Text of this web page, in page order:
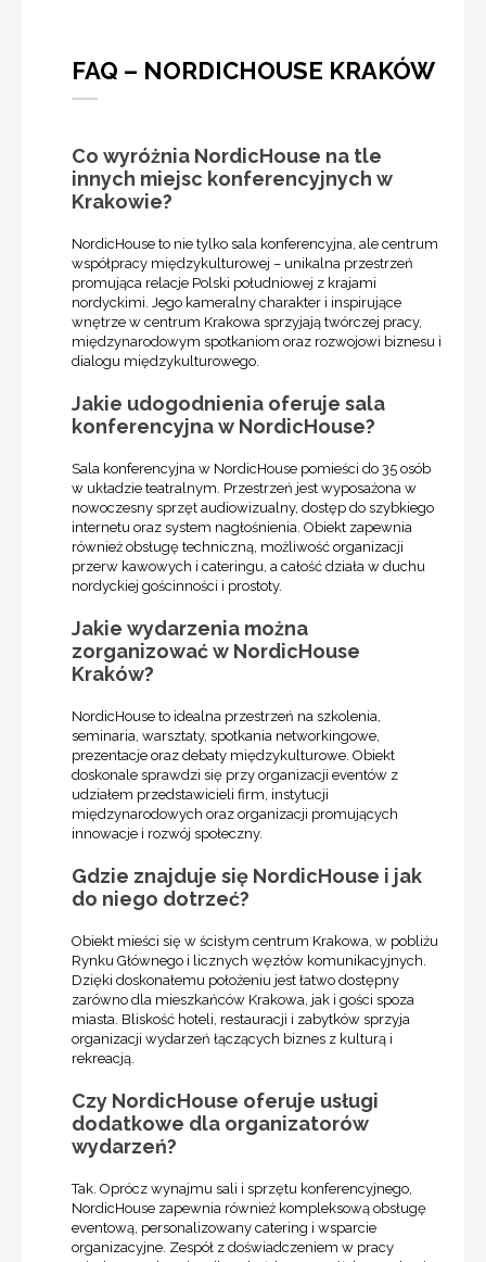
FAQ – NORDICHOUSE KRAKÓW
Co wyróżnia NordicHouse na tle
innych miejsc konferencyjnych w
Krakowie?
NordicHouse to nie tylko sala konferencyjna, ale centrum
współpracy międzykulturowej – unikalna przestrzeń
promująca relacje Polski południowej z krajami
nordyckimi. Jego kameralny charakter i inspirujące
wnętrze w centrum Krakowa sprzyjają twórczej pracy,
międzynarodowym spotkaniom oraz rozwojowi biznesu i
dialogu międzykulturowego.
Jakie udogodnienia oferuje sala
konferencyjna w NordicHouse?
Sala konferencyjna w NordicHouse pomieści do 35 osób
w układzie teatralnym. Przestrzeń jest wyposażona w
nowoczesny sprzęt audiowizualny, dostęp do szybkiego
internetu oraz system nagłośnienia. Obiekt zapewnia
również obsługę techniczną, możliwość organizacji
przerw kawowych i cateringu, a całość działa w duchu
nordyckiej gościnności i prostoty.
Jakie wydarzenia można
zorganizować w NordicHouse
Kraków?
NordicHouse to idealna przestrzeń na szkolenia,
seminaria, warsztaty, spotkania networkingowe,
prezentacje oraz debaty międzykulturowe. Obiekt
doskonale sprawdzi się przy organizacji eventów z
udziałem przedstawicieli firm, instytucji
międzynarodowych oraz organizacji promujących
innowacje i rozwój społeczny.
Gdzie znajduje się NordicHouse i jak
do niego dotrzeć?
Obiekt mieści się w ścisłym centrum Krakowa, w pobliżu
Rynku Głównego i licznych węzłów komunikacyjnych.
Dzięki doskonałemu położeniu jest łatwo dostępny
zarówno dla mieszkańców Krakowa, jak i gości spoza
miasta. Bliskość hoteli, restauracji i zabytków sprzyja
organizacji wydarzeń łączących biznes z kulturą i
rekreacją.
Czy NordicHouse oferuje usługi
dodatkowe dla organizatorów
wydarzeń?
Tak. Oprócz wynajmu sali i sprzętu konferencyjnego,
NordicHouse zapewnia również kompleksową obsługę
eventową, personalizowany catering i wsparcie
organizacyjne. Zespół z doświadczeniem w pracy